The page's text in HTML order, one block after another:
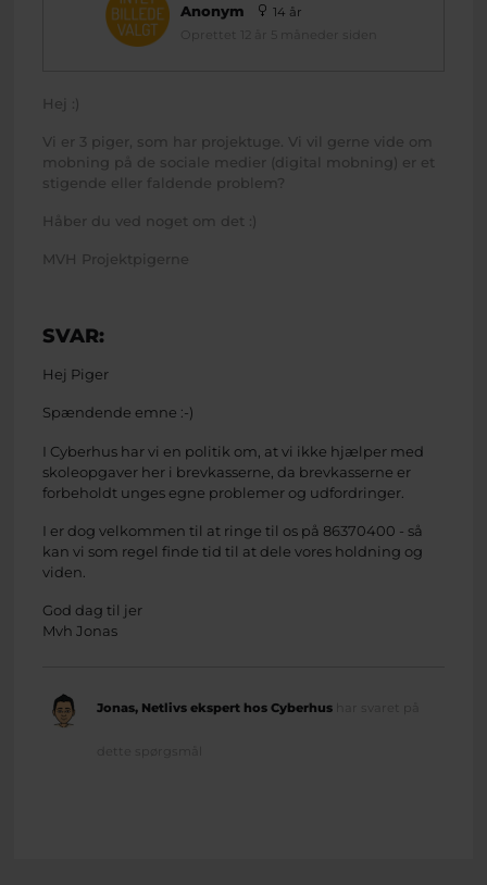
Anonym
14 år
Oprettet 12 år 5 måneder siden
Hej :)
Vi er 3 piger, som har projektuge. Vi vil gerne vide om
mobning på de sociale medier (digital mobning) er et
stigende eller faldende problem?
Håber du ved noget om det :)
MVH Projektpigerne
SVAR:
Hej Piger
Spændende emne :-)
I Cyberhus har vi en politik om, at vi ikke hjælper med
skoleopgaver her i brevkasserne, da brevkasserne er
forbeholdt unges egne problemer og udfordringer.
I er dog velkommen til at ringe til os på 86370400 - så
kan vi som regel finde tid til at dele vores holdning og
viden.
God dag til jer
Mvh Jonas
Jonas, Netlivs ekspert hos Cyberhus har svaret på
dette spørgsmål